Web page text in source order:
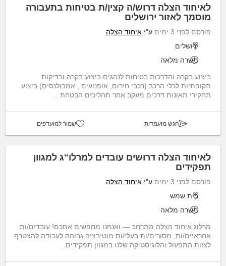
לאיחוד הצלה דרוש/ה קצין/ת בטיחות בתעבורה
מוסמך לאזור ירושלים
פורסם לפני 3 ימים ע"י איחוד הצלה
ירושלים
משרה מלאה
ביצוע בקרה והדרכות בטיחות לנהגים ביצוע בקרה ובדיקות
תקופתיות לכלי הרכב (רכבי חירום, אופנועים , אמבולנסים) ביצוע
תחקירי תאונות דרכים מעקב אחר תהליכים הבטחת ...
הגש מועמדות שמור למועדפים
לאיחוד הצלה דרושים עובדים למרלו"ג למגוון
תפקידים
פורסם לפני 3 ימים ע"י איחוד הצלה
בית שמש
משרה מלאה
מרלוג איחוד הצלה מתרחב — ואנחנו מחפשים אתכם! עובדים/ות
אחראיים/ות, מסורים/ות בעלי/ות מוטיבציה גבוהה לעבודה להצטרף
לצוות התפעול והלוגיסטיקה שלנו במגוון תפקידים.